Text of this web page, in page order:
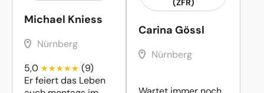
Michael Kniess
Nürnberg
5,0
(9)
Er feiert das Leben
Carina Gössl
Nürnberg